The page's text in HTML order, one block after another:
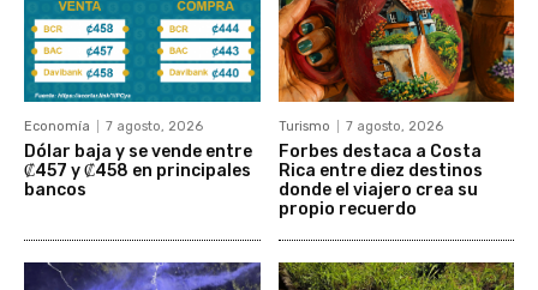
Economía 7 agosto, 2026
Dólar baja y se vende entre
₡457 y ₡458 en principales
bancos
Turismo 7 agosto, 2026
Forbes destaca a Costa
Rica entre diez destinos
donde el viajero crea su
propio recuerdo